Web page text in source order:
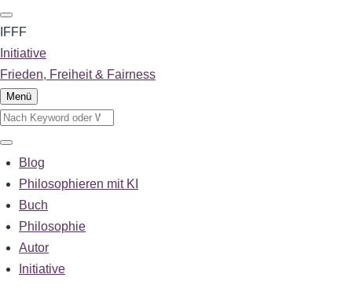
Direkt
zum
Inhalt
IFFF
Initiative
Frieden, Freiheit & Fairness
Menü
Suche
Suche
Main
navigation
Blog
Philosophieren mit KI
Buch
Philosophie
Autor
Initiative